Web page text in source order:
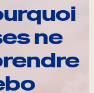
ne